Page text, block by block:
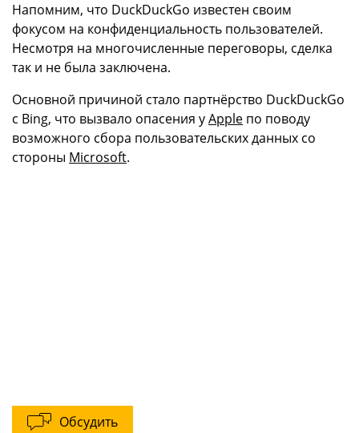
Напомним, что DuckDuckGo известен своим
фокусом на конфиденциальность пользователей.
Несмотря на многочисленные переговоры, сделка
так и не была заключена.
Основной причиной стало партнёрство DuckDuckGo
с Bing, что вызвало опасения уApple по поводу
возможного сбора пользовательских данных со
стороны Microsoft.
Обсудить